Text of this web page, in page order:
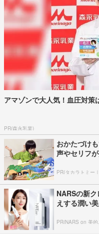
アマゾンで大人気！血圧対策
PR(森永乳業)
おかたづけ
声やセリフ
PR(タカラトミー
NARSの新
えする潤い
PR(NARS on 美